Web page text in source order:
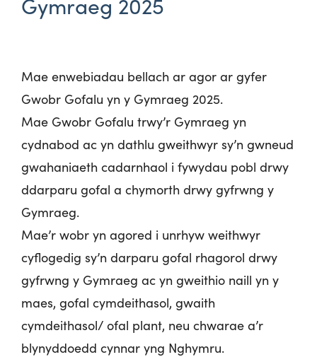
Gymraeg 2025
Mae enwebiadau bellach ar agor ar gyfer
Gwobr Gofalu yn y Gymraeg 2025.
Mae Gwobr Gofalu trwy’r Gymraeg yn
cydnabod ac yn dathlu gweithwyr sy’n gwneud
gwahaniaeth cadarnhaol i fywydau pobl drwy
ddarparu gofal a chymorth drwy gyfrwng y
Gymraeg.
Mae’r wobr yn agored i unrhyw weithwyr
cyflogedig sy’n darparu gofal rhagorol drwy
gyfrwng y Gymraeg ac yn gweithio naill yn y
maes, gofal cymdeithasol, gwaith
cymdeithasol/ ofal plant, neu chwarae a’r
blynyddoedd cynnar yng Nghymru.